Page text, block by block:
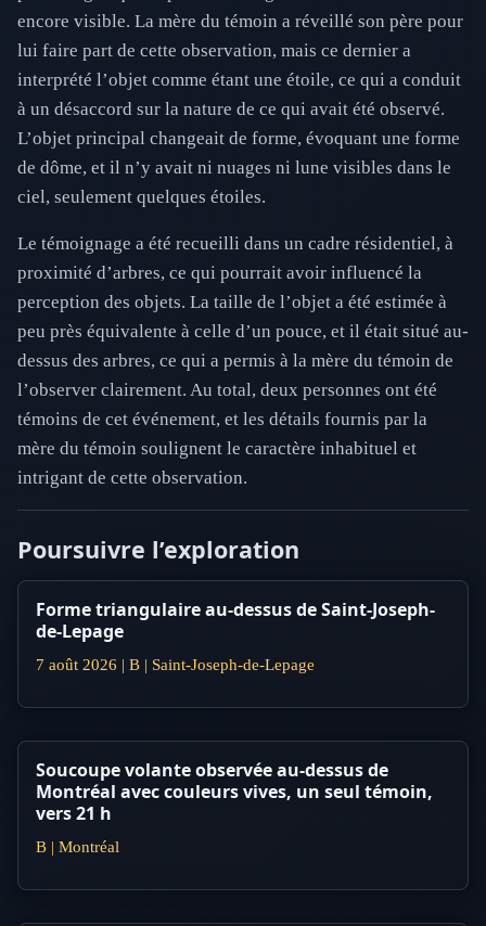
encore visible. La mère du témoin a réveillé son père pour
lui faire part de cette observation, mais ce dernier a
interprété l’objet comme étant une étoile, ce qui a conduit
à un désaccord sur la nature de ce qui avait été observé.
L’objet principal changeait de forme, évoquant une forme
de dôme, et il n’y avait ni nuages ni lune visibles dans le
ciel, seulement quelques étoiles.
Le témoignage a été recueilli dans un cadre résidentiel, à
proximité d’arbres, ce qui pourrait avoir influencé la
perception des objets. La taille de l’objet a été estimée à
peu près équivalente à celle d’un pouce, et il était situé au-
dessus des arbres, ce qui a permis à la mère du témoin de
l’observer clairement. Au total, deux personnes ont été
témoins de cet événement, et les détails fournis par la
mère du témoin soulignent le caractère inhabituel et
intrigant de cette observation.
Poursuivre l’exploration
Forme triangulaire au-dessus de Saint-Joseph-
de-Lepage
7 août 2026 | B | Saint-Joseph-de-Lepage
Soucoupe volante observée au-dessus de
Montréal avec couleurs vives, un seul témoin,
vers 21 h
B | Montréal